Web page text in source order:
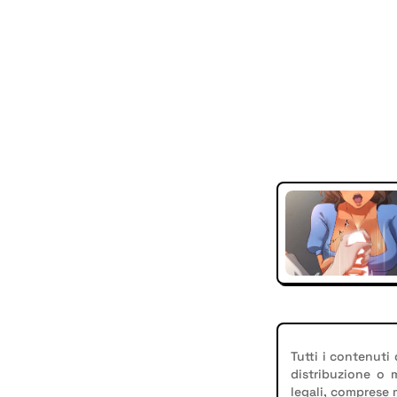
Tutti i contenuti
distribuzione o
legali, comprese